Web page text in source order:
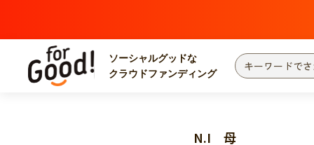
ソーシャルグッドな
クラウドファンディング
注目
N.I 母